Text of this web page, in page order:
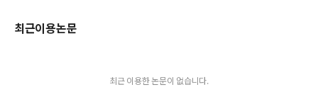
최근이용논문
최근 이용한 논문이 없습니다.